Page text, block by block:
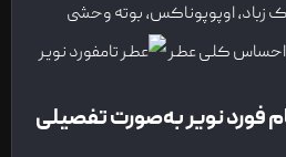
اوپوپوناکس، بوته وحشی
احساس کلی عطر
فورد نویر به‌صورت تفصیلی